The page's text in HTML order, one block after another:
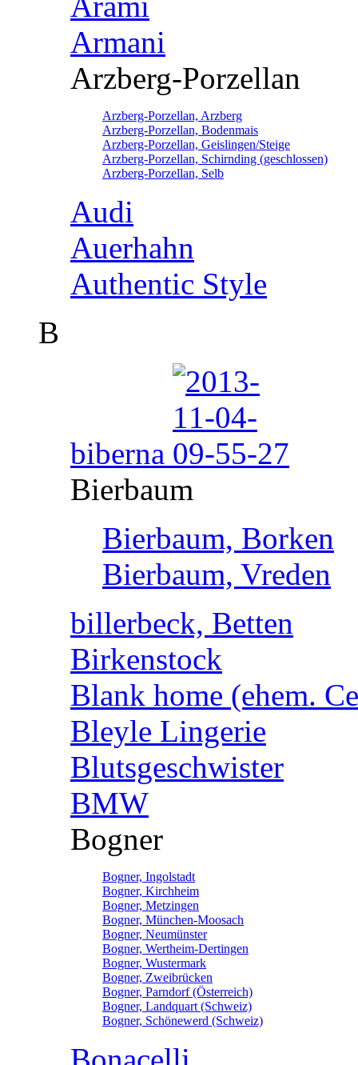
Armani
Arzberg-Porzellan
Arzberg-Porzellan, Arzberg
Arzberg-Porzellan, Bodenmais
Arzberg-Porzellan, Geislingen/Steige
Arzberg-Porzellan, Schirnding (geschlossen)
Arzberg-Porzellan, Selb
Audi
Auerhahn
Authentic Style
B
biberna
Bierbaum
Bierbaum, Borken
Bierbaum, Vreden
billerbeck, Betten
Birkenstock
Blank home (ehem.
Bleyle Lingerie
Blutsgeschwister
BMW
Bogner
Bogner, Ingolstadt
Bogner, Kirchheim
Bogner, Metzingen
Bogner, München-Moosach
Bogner, Neumünster
Bogner, Wertheim-Dertingen
Bogner, Wustermark
Bogner, Zweibrücken
Bogner, Parndorf (Österreich)
Bogner, Landquart (Schweiz)
Bogner, Schönewerd (Schweiz)